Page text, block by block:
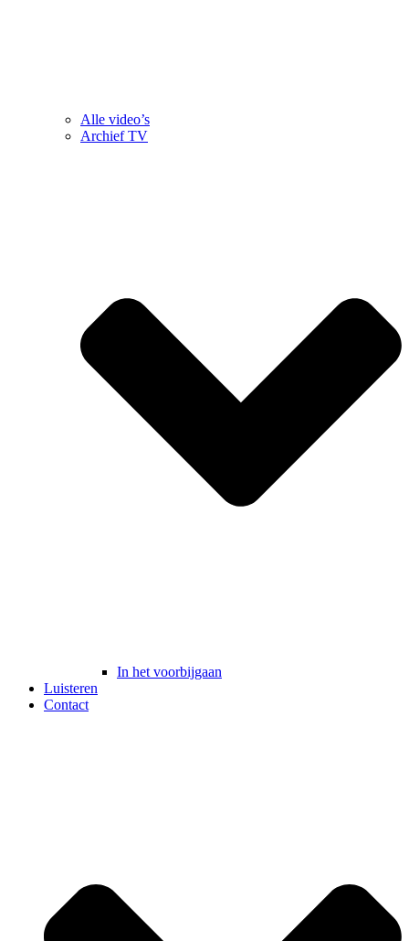
Alle video’s
Archief TV
In het voorbijgaan
Luisteren
Contact